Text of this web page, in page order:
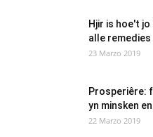
Hjir is hoe't
alle remedies
23 Marzo 2019
Prosperiêre:
yn minsken
22 Marzo 2019